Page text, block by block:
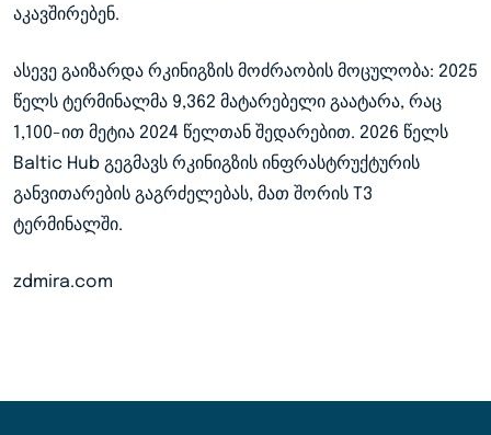
აკავშირებენ.
ასევე გაიზარდა რკინიგზის მოძრაობის მოცულობა: 2025
წელს ტერმინალმა 9,362 მატარებელი გაატარა, რაც
1,100-ით მეტია 2024 წელთან შედარებით. 2026 წელს
Baltic Hub გეგმავს რკინიგზის ინფრასტრუქტურის
განვითარების გაგრძელებას, მათ შორის T3
ტერმინალში.
zdmira.com